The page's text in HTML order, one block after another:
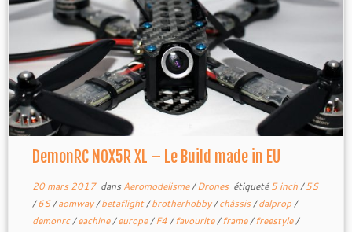
DemonRC NOX5R XL – Le Build made in EU
20 mars 2017dans Aeromodelisme/Drones étiqueté5 inch/5S
/6S/aomway/betaflight/brotherhobby/châssis/dalprop/
demonrc/eachine/europe/F4/favourite/frame/freestyle/